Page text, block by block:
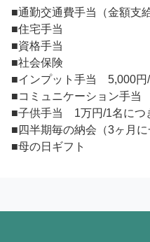
■通勤交通費手当（金額支
■住宅手当
■資格手当
■社会保険
■インプット手当　5,000
■コミュニケーション手当
■子供手当　1万円/1名につ
■四半期毎の納会（3ヶ月に
■母の日ギフト